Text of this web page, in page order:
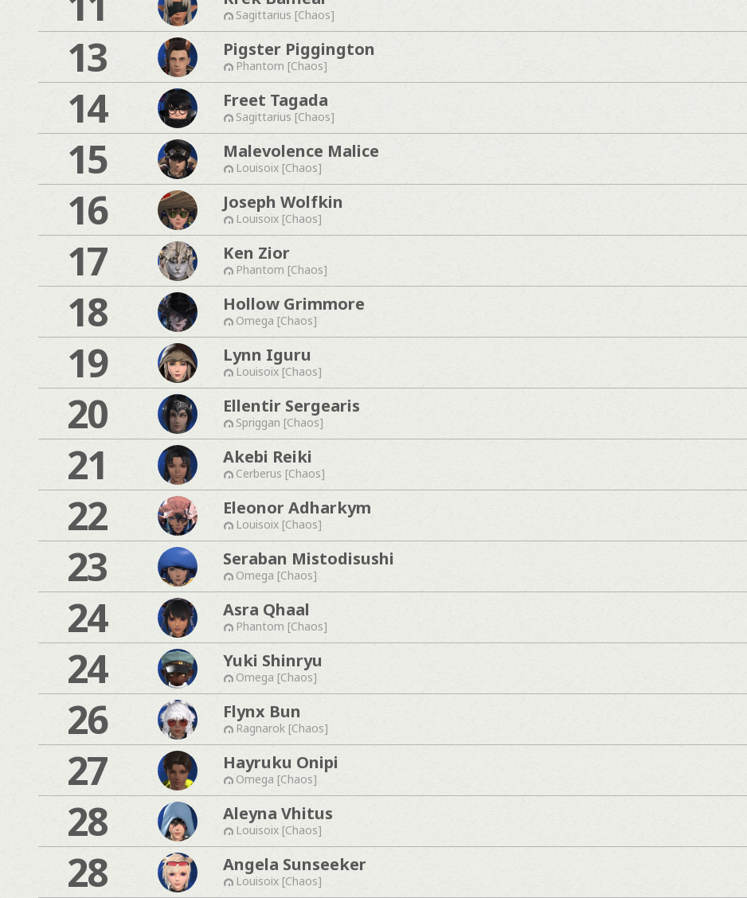
Sagittarius [Chaos]
13 Pigster Piggington
Phantom [Chaos]
14 Freet Tagada
Sagittarius [Chaos]
15 Malevolence Malice
Louisoix [Chaos]
16 Joseph Wolfkin
Louisoix [Chaos]
17 Ken Zior
Phantom [Chaos]
18 Hollow Grimmore
Omega [Chaos]
19 Lynn Iguru
Louisoix [Chaos]
20 Ellentir Sergearis
Spriggan [Chaos]
21 Akebi Reiki
Cerberus [Chaos]
22 Eleonor Adharkym
Louisoix [Chaos]
23 Seraban Mistodisushi
Omega [Chaos]
24 Asra Qhaal
Phantom [Chaos]
24 Yuki Shinryu
Omega [Chaos]
26 Flynx Bun
Ragnarok [Chaos]
27 Hayruku Onipi
Omega [Chaos]
28 Aleyna Vhitus
Louisoix [Chaos]
28 Angela Sunseeker
Louisoix [Chaos]